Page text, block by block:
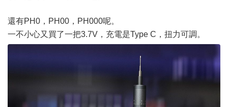
還有PH0，PH00，PH000呢。
一不小心又買了一把3.7V，充電是Type C，扭力可調。